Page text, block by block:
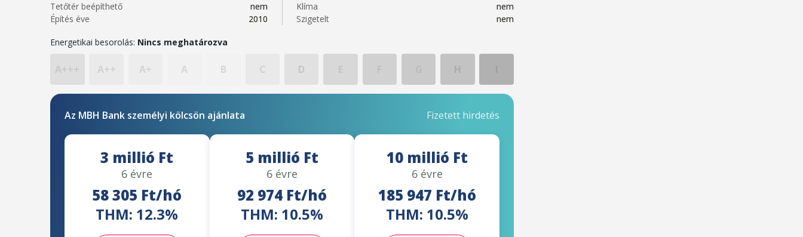
Tetőtér beépíthető
nem
Építés éve
2010
Klíma
nem
Szigetelt
nem
Energetikai besorolás: Nincs meghatározva
A++ A+ A B C D
Az MBH Bank személyi kölcsön ajánlata Fizetett hirdetés
3 millió Ft
6 évre
58 305 Ft/hó
THM: 12.3%
5 millió Ft
6 évre
92 974 Ft/hó
THM: 10.5%
10 millió Ft
6 évre
185 947 Ft/hó
THM: 10.5%